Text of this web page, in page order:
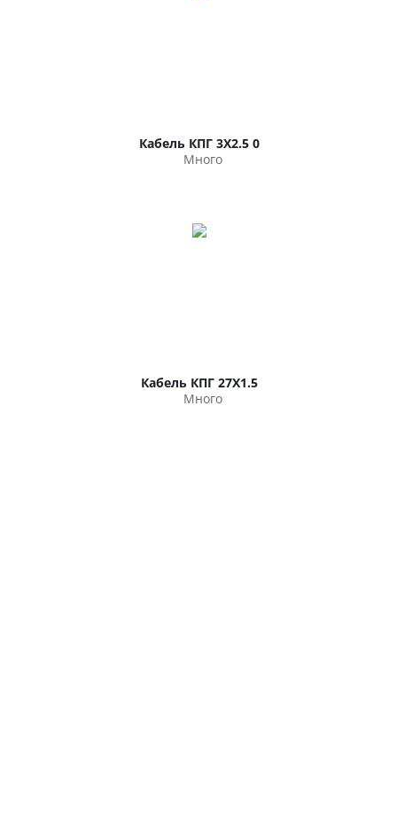
Кабель КПГ 3Х2.5 0
Много
Кабель КПГ 27Х1.5
Много